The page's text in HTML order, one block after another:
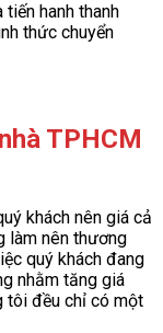
tiến hanh thanh
thức chuyển
TPHCM
khách nên giá cả
làm nên thương
quý khách đang
nhằm tăng giá
tôi đều chỉ có một